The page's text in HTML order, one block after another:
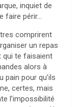
inquiet de
périr…
comprirent
un repas
qui te faisaient
alors à
pain pour qu’ils
certes, mais
l’impossibilité